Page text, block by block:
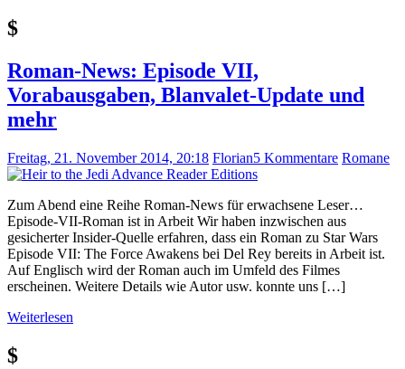
$
Roman-News: Episode VII,
Vorabausgaben, Blanvalet-Update und
mehr
Freitag, 21. November 2014, 20:18 Florian5 Kommentare Romane
Zum Abend eine Reihe Roman-News für erwachsene Leser…
Episode-VII-Roman ist in Arbeit Wir haben inzwischen aus
gesicherter Insider-Quelle erfahren, dass ein Roman zu Star Wars
Episode VII: The Force Awakens bei Del Rey bereits in Arbeit ist.
Auf Englisch wird der Roman auch im Umfeld des Filmes
erscheinen. Weitere Details wie Autor usw. konnte uns […]
Weiterlesen
$